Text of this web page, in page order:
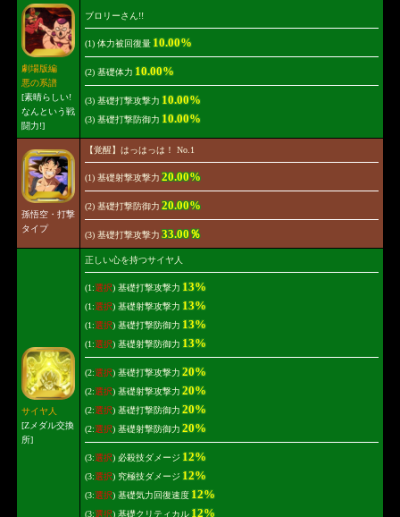
劇場版編
悪の系譜
[素晴らしい!
なんという戦
闘力!]
ブロリーさん!!
(1) 体力被回復量 10.00%
(2) 基礎体力 10.00%
(3) 基礎打撃攻撃力 10.00%
(3) 基礎打撃防御力 10.00%
孫悟空・打撃
タイプ
【覚醒】はっはっは！ No.1
(1) 基礎射撃攻撃力 20.00%
(2) 基礎打撃防御力 20.00%
(3) 基礎打撃攻撃力 33.00％
サイヤ人
[Zメダル交換
所]
正しい心を持つサイヤ人
(1:選択) 基礎打撃攻撃力 13%
(1:選択) 基礎射撃攻撃力 13%
(1:選択) 基礎打撃防御力 13%
(1:選択) 基礎射撃防御力 13%
(2:選択) 基礎打撃攻撃力 20%
(2:選択) 基礎射撃攻撃力 20%
(2:選択) 基礎打撃防御力 20%
(2:選択) 基礎射撃防御力 20%
(3:選択) 必殺技ダメージ 12%
(3:選択) 究極技ダメージ 12%
(3:選択) 基礎気力回復速度 12%
(3:選択) 基礎クリティカル 12%